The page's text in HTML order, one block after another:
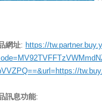
網址: https://
訊息功能: